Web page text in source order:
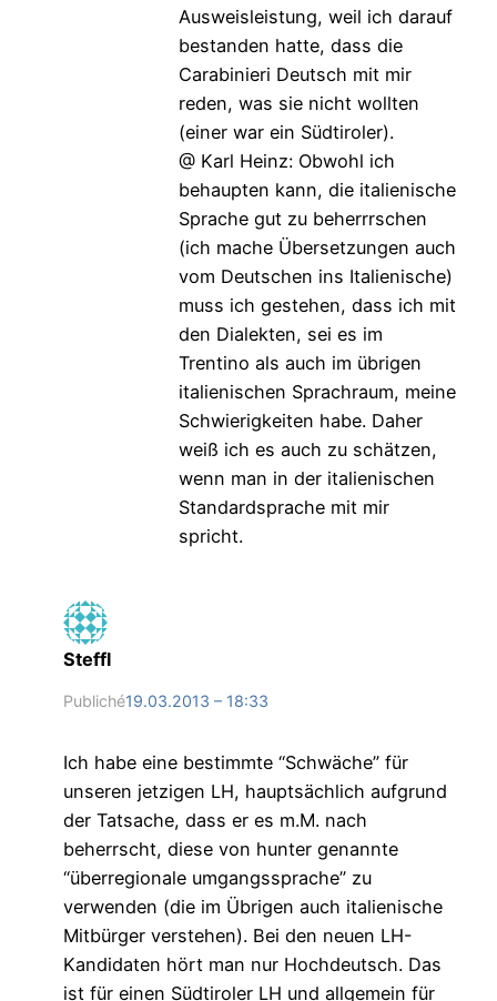
Ausweisleistung, weil ich darauf
bestanden hatte, dass die
Carabinieri Deutsch mit mir
reden, was sie nicht wollten
(einer war ein Südtiroler).
@ Karl Heinz: Obwohl ich
behaupten kann, die italienische
Sprache gut zu beherrrschen
(ich mache Übersetzungen auch
vom Deutschen ins Italienische)
muss ich gestehen, dass ich mit
den Dialekten, sei es im
Trentino als auch im übrigen
italienischen Sprachraum, meine
Schwierigkeiten habe. Daher
weiß ich es auch zu schätzen,
wenn man in der italienischen
Standardsprache mit mir
spricht.
Steffl
Publiché19.03.2013 – 18:33
Ich habe eine bestimmte “Schwäche” für
unseren jetzigen LH, hauptsächlich aufgrund
der Tatsache, dass er es m.M. nach
beherrscht, diese von hunter genannte
“überregionale umgangssprache” zu
verwenden (die im Übrigen auch italienische
Mitbürger verstehen). Bei den neuen LH-
Kandidaten hört man nur Hochdeutsch. Das
ist für einen Südtiroler LH und allgemein für